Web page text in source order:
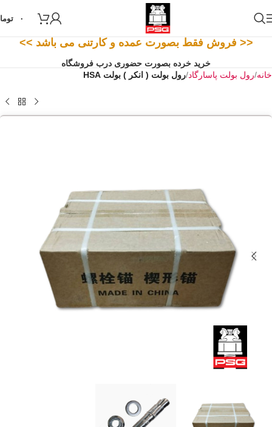
۰
<< فروش فقط بصورت عمده و کارتنی می باشد >>
خرید خرده بصورت حضوری درب فروشگاه
خانه رول بولت پاسارگاد رول بولت ( انکر ) بولت HSA